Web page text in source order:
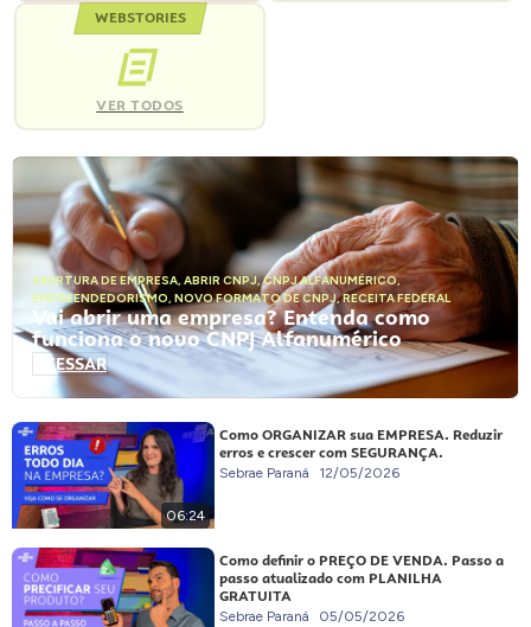
WEBSTORIES
VER TODOS
ABERTURA DE EMPRESA, ABRIR CNPJ,CNPJ ALFANUMÉRICO,
EMPREENDEDORISMO, NOVO FORMATO DE CNPJ,RECEITA FEDERAL
Vai abrir uma empresa? Entenda como
funciona o novo CNPJ Alfanumérico
ACESSAR
06:24
Como ORGANIZAR sua EMPRESA. Reduzir
erros e crescer com SEGURANÇA.
Sebrae Paraná 12/05/2026
Como definir o PREÇO DE VENDA. Passo a
passo atualizado com PLANILHA
GRATUITA
Sebrae Paraná 05/05/2026